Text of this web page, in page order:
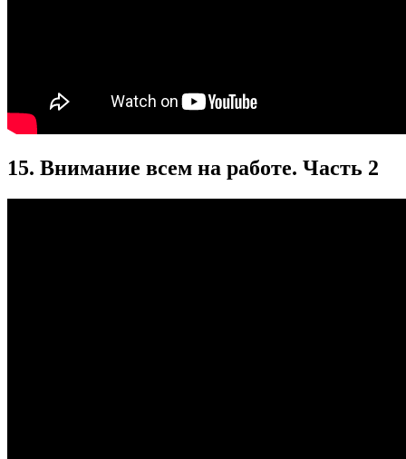
15. Внимание всем на работе. Часть 2